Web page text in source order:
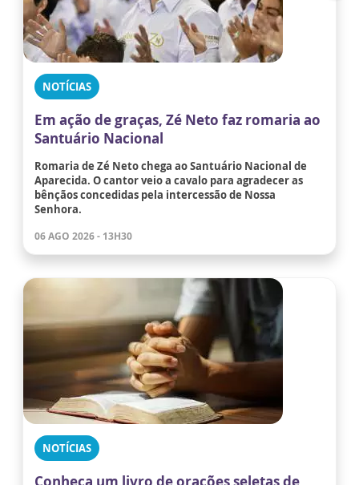
NOTÍCIAS
Em ação de graças, Zé Neto faz romaria ao
Santuário Nacional
Romaria de Zé Neto chega ao Santuário Nacional de
Aparecida. O cantor veio a cavalo para agradecer as
bênçãos concedidas pela intercessão de Nossa
Senhora.
06 AGO 2026 - 13H30
NOTÍCIAS